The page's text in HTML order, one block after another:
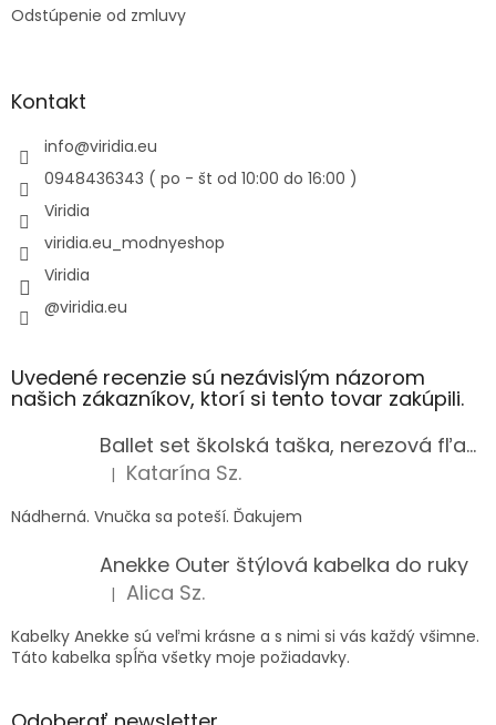
Odstúpenie od zmluvy
Kontakt
info@viridia.eu
0948436343 ( po - št od 10:00 do 16:00 )
Viridia
viridia.eu_modnyeshop
Viridia
@viridia.eu
Uvedené recenzie sú nezávislým názorom
našich zákazníkov, ktorí si tento tovar zakúpili.
Ballet set školská taška, nerezová fľaša a plný peračník s motívom baletky pre dievča
Hodnotenie produktu je 5 z 5 hviezdičiek.
| Katarína Sz.
Nádherná. Vnučka sa poteší. Ďakujem
Anekke Outer štýlová kabelka do ruky
Hodnotenie produktu je 5 z 5 hviezdičiek.
| Alica Sz.
Kabelky Anekke sú veľmi krásne a s nimi si vás každý všimne.
Táto kabelka spĺňa všetky moje požiadavky.